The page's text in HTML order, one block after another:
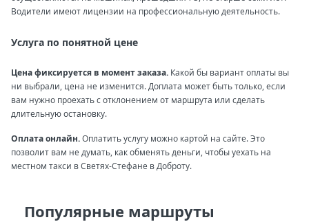
Водители имеют лицензии на профессиональную деятельность.
Услуга по понятной цене
Цена фиксируется в момент заказа. Какой бы вариант оплаты вы
ни выбрали, цена не изменится. Доплата может быть только, если
вам нужно проехать с отклонением от маршрута или сделать
длительную остановку.
Оплата онлайн.Оплатить услугу можно картой на сайте. Это
позволит вам не думать, как обменять деньги, чтобы уехать на
местном такси в Светях-Стефане в Доброту.
Популярные маршруты